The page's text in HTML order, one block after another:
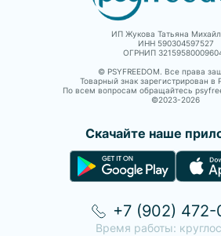
ИП Жукова Татьяна
ИНН 590304597527
ОГРНИП
© PSYFREEDOM. Все права
Товарный знак зарегистрирован в
По всем вопросам обращайтесь
©2023-2026
Скачайте наше
+7 (902)
Время работы: